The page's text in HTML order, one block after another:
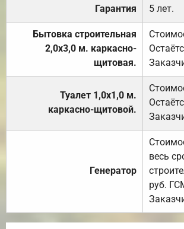
Гарантия 5 лет.
Бытовка строительная
2,0х3,0 м. каркасно-
щитовая.
Туалет 1,0х1,0 м.
каркасно-щитовой.
Генератор
весь
руб.